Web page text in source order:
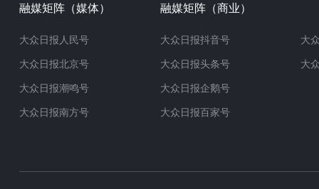
融媒矩阵（媒体）
大众日报人民号
大众日报北京号
大众日报潮鸣号
大众日报南方号
融媒矩阵（商业）
大众日报抖音号
大众日报头条号
大众日报企鹅号
大众日报百家号
大
大